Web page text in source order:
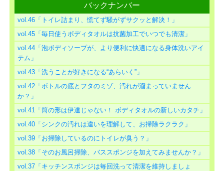
バックナンバー
vol.46「トイレ詰まり、慌てず騒がずサクッと解決！」
vol.45「毎日使うボディタオルは抗菌加工でいつでも清潔」
vol.44「泡ボディソープが、より便利に快適になる身体洗いアイ
テム」
vol.43「洗うことが好きになる“あらいく”」
vol.42「ボトルの底とフタのミゾ、汚れが溜まっていません
か？」
vol.41「筒の形は伊達じゃない！ ボディタオルの新しいカタチ」
vol.40「シンクの汚れは違いを理解して、お掃除ラクラク」
vol.39「お掃除しているのにトイレが臭う？」
vol.38「そのお風呂掃除、バススポンジを加えてみませんか？」
vol.37「キッチンスポンジは毎回洗って清潔を維持しましょ